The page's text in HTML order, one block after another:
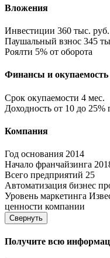
Вложения
Инвестиции 360 тыс. руб.
Паушальный взнос 345
Роялти 5% от оборота
Финансы и окупаемость
Срок окупаемости 4 мес.
Доходность от 10 до 25%
Компания
Год основания 2014
Начало франчайзинга
Всего предприятий 25
Автоматизация бизнес
Уровень маркетинга
ценности компании
Свернуть
Получите всю